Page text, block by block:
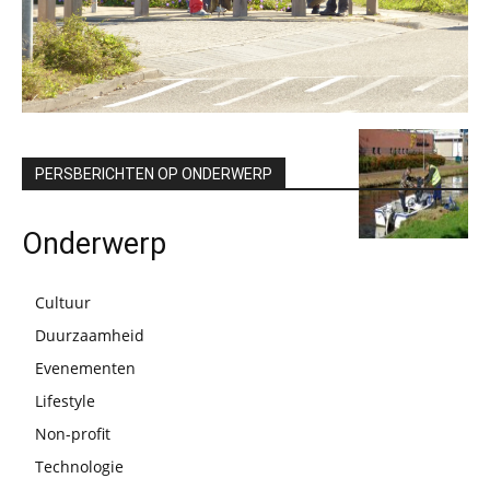
PERSBERICHTEN OP ONDERWERP
Onderwerp
Cultuur
Duurzaamheid
Evenementen
Lifestyle
Non-profit
Technologie